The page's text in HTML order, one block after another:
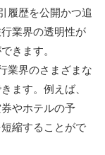
履歴を公開かつ追
業界の透明性が
きます。
業界のさまざまな
ます。例えば、
やホテルの予
縮することがで